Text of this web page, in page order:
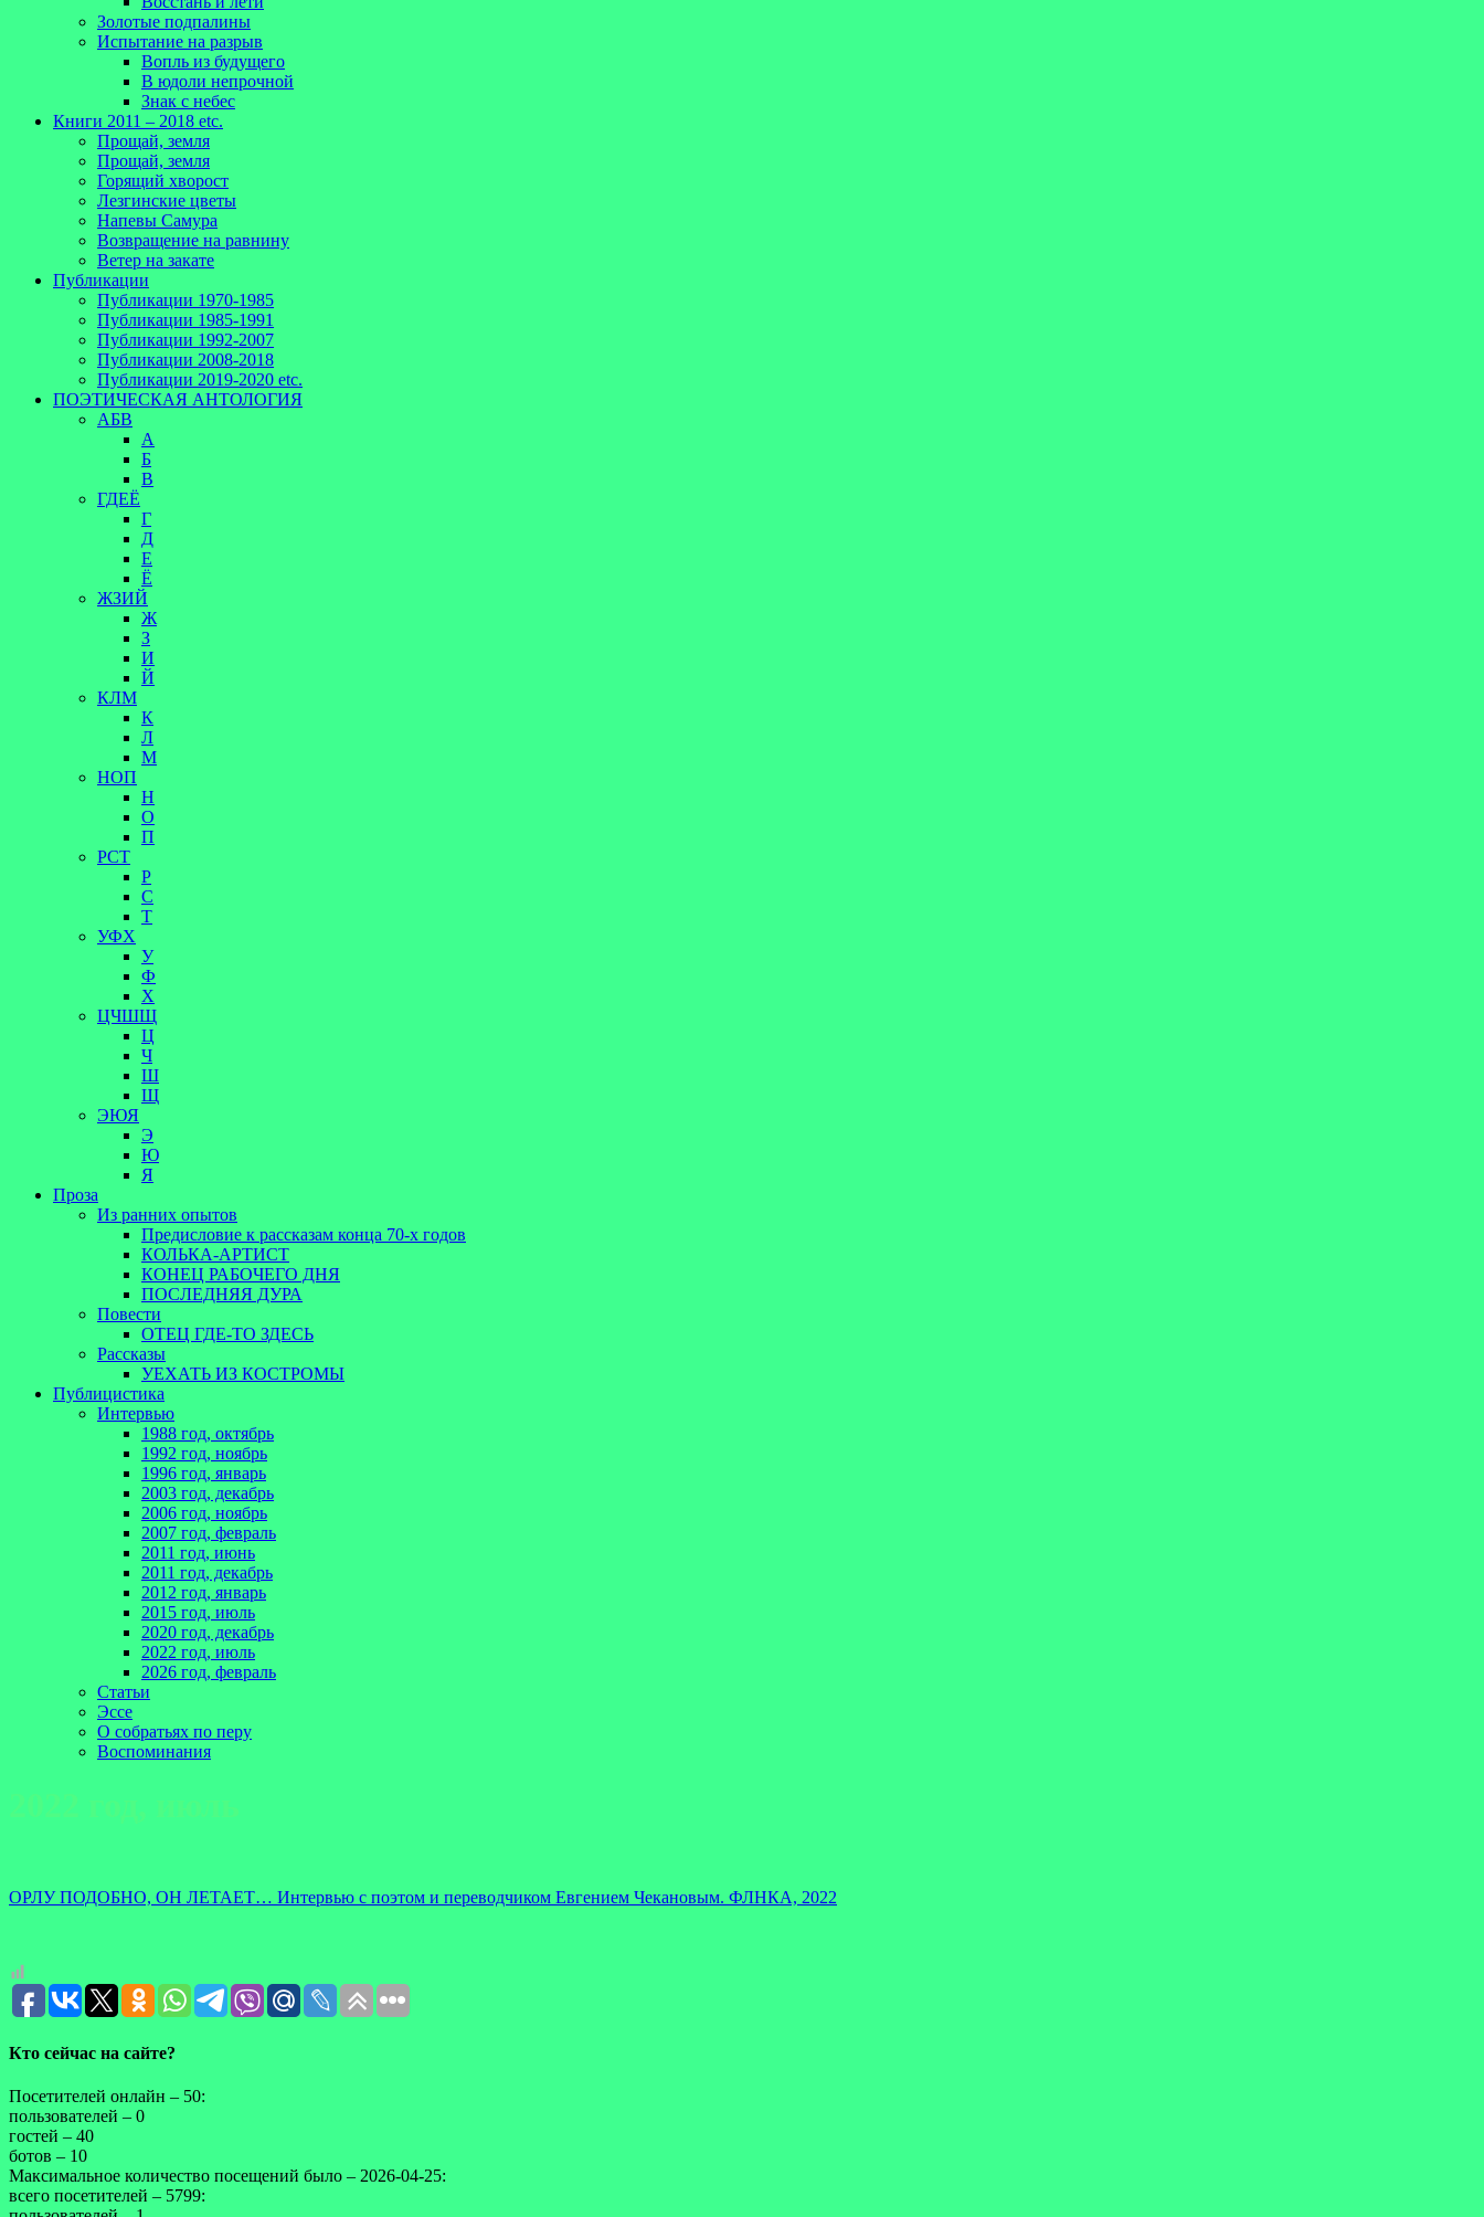
Золотые подпалины
Испытание на разрыв
Вопль из будущего
В юдоли непрочной
Знак с небес
Книги 2011 – 2018 etc.
Прощай, земля
Прощай, земля
Горящий хворост
Лезгинские цветы
Напевы Самура
Возвращение на равнину
Ветер на закате
Публикации
Публикации 1970-1985
Публикации 1985-1991
Публикации 1992-2007
Публикации 2008-2018
Публикации 2019-2020 etc.
ПОЭТИЧЕСКАЯ АНТОЛОГИЯ
АБВ
А
Б
В
ГДЕЁ
Г
Д
Е
Ё
ЖЗИЙ
Ж
З
И
Й
КЛМ
К
Л
М
НОП
Н
О
П
РСТ
Р
С
Т
УФХ
У
Ф
Х
ЦЧШЩ
Ц
Ч
Ш
Щ
ЭЮЯ
Э
Ю
Я
Проза
Из ранних опытов
Предисловие к рассказам конца 70-х годов
КОЛЬКА-АРТИСТ
КОНЕЦ РАБОЧЕГО ДНЯ
ПОСЛЕДНЯЯ ДУРА
Повести
ОТЕЦ ГДЕ-ТО ЗДЕСЬ
Рассказы
УЕХАТЬ ИЗ КОСТРОМЫ
Публицистика
Интервью
1988 год, октябрь
1992 год, ноябрь
1996 год, январь
2003 год, декабрь
2006 год, ноябрь
2007 год, февраль
2011 год, июнь
2011 год, декабрь
2012 год, январь
2015 год, июль
2020 год, декабрь
2022 год, июль
2026 год, февраль
Статьи
Эссе
О собратьях по перу
Воспоминания
ОРЛУ ПОДОБНО, ОН ЛЕТАЕТ… Интервью с поэтом и переводчиком Евгением Чекановым. ФЛНКА, 2022
Кто сейчас на сайте?
Посетителей онлайн – 50:
пользователей – 0
гостей – 40
ботов – 10
Максимальное количество посещений было – 2026-04-25:
всего посетителей – 5799: